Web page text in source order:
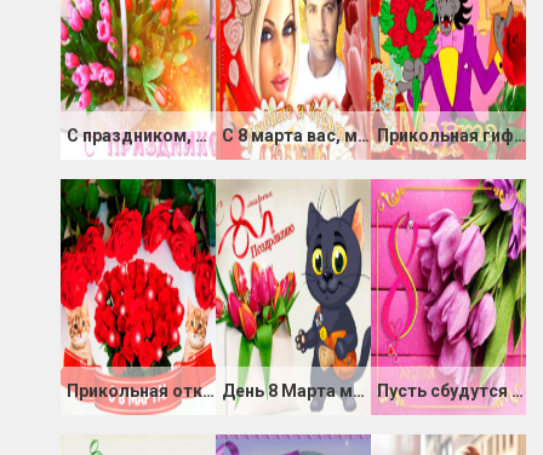
С праздником, милая, нежная С 8 марта вас, милые Прикольная гифка с волком с букетом роз 8 марта
Прикольная открытка на 8 марта с котёнком День 8 Марта мы встречаем Пусть сбудутся все мечты в этот весенний праздник